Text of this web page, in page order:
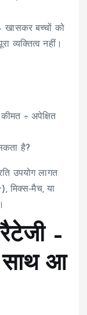
खासकर बच्चों को
व्यक्तित्व नहीं।
÷ अपेक्षित
है?
उपयोग लागत
मिक्स‑मैच, या
–
साथ आ